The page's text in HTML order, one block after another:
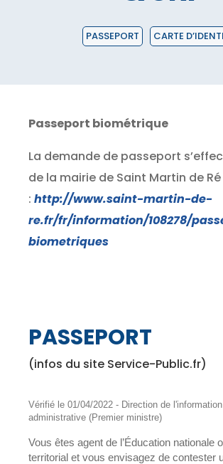
PASSEPORT CARTE
Passeport biométrique
La demande de passeport
de la mairie de Saint Martin de Ré
: http://www.saint-martin-de-
re.fr/fr/information/108278/
biometriques
PASSEPORT
(infos du site Service-Public.fr)
Vérifié le 01/04/2022 - Direction de
administrative (Premier ministre)
Vous êtes agent de l’Éducation nationale
territorial et vous envisagez de contester